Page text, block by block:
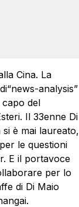
Cina. La
analysis”
del
Il 33enne Di
è mai laureato,
le questioni
E il portavoce
per lo
di Di Maio